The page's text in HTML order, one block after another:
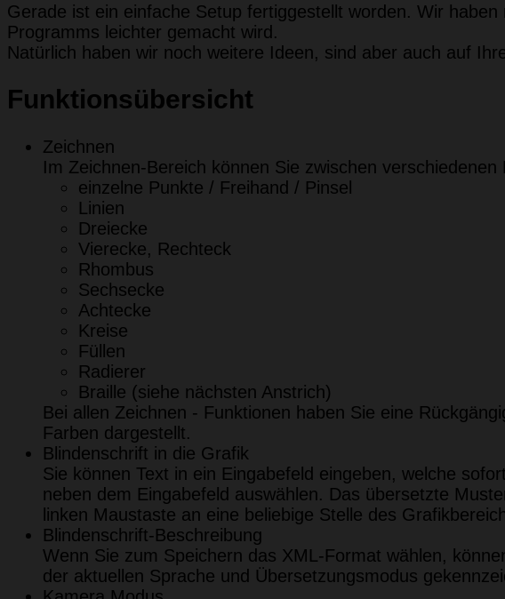
Gerade ist ein einfache Setup fertiggestellt worden. Wir
Programms leichter gemacht wird.
Natürlich haben wir noch weitere Ideen, sind aber auch auf
Funktionsübersicht
Zeichnen
Im Zeichnen-Bereich können Sie zwischen verschiedenen
einzelne Punkte / Freihand / Pinsel
Linien
Dreiecke
Vierecke, Rechteck
Rhombus
Sechsecke
Achtecke
Kreise
Füllen
Radierer
Braille (siehe nächsten Anstrich)
Bei allen Zeichnen - Funktionen haben Sie eine
Farben dargestellt.
Blindenschrift in die Grafik
Sie können Text in ein Eingabefeld eingeben, welche
neben dem Eingabefeld auswählen. Das übersetzte
linken Maustaste an eine beliebige Stelle des
Blindenschrift-Beschreibung
Wenn Sie zum Speichern das XML-Format wählen,
der aktuellen Sprache und Übersetzungsmodus